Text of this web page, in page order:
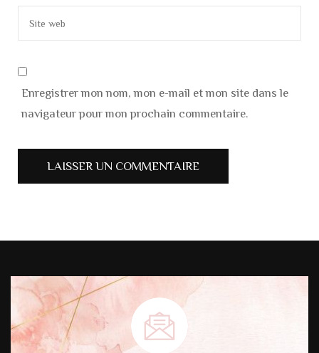
Enregistrer mon nom, mon e-mail et mon site dans le
navigateur pour mon prochain commentaire.